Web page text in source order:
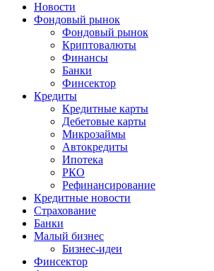
Новости
Фондовый рынок
Фондовый рынок
Криптовалюты
Финансы
Банки
Финсектор
Кредиты
Кредитные карты
Дебетовые карты
Микрозаймы
Автокредиты
Ипотека
РКО
Рефинансирование
Кредитные новости
Страхование
Банки
Малый бизнес
Бизнес-идеи
Финсектор